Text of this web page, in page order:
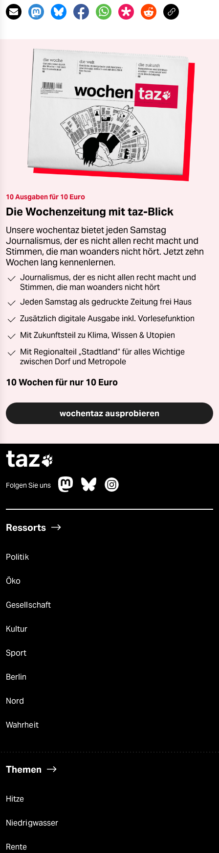
10 Ausgaben für 10 Euro
Die Wochenzeitung mit taz-Blick
Unsere wochentaz bietet jeden Samstag
Journalismus, der es nicht allen recht macht und
Stimmen, die man woanders nicht hört. Jetzt zehn
Wochen lang kennenlernen.
Journalismus, der es nicht allen recht macht und
Stimmen, die man woanders nicht hört
Jeden Samstag als gedruckte Zeitung frei Haus
Zusätzlich digitale Ausgabe inkl. Vorlesefunktion
Mit Zukunftsteil zu Klima, Wissen & Utopien
Mit Regionalteil „Stadtland“ für alles Wichtige
zwischen Dorf und Metropole
10 Wochen für nur 10 Euro
wochentaz ausprobieren
taz
Folgen Sie uns
Ressorts
Politik
Öko
Gesellschaft
Kultur
Sport
Berlin
Nord
Wahrheit
Themen
Hitze
Niedrigwasser
Rente